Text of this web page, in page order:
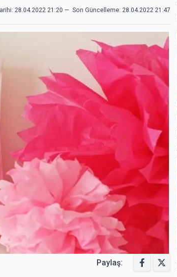
28.04.2022 21:20 — Son Güncelleme: 28.04.2022 21:47
Paylaş: